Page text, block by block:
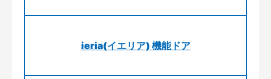
ieria(イエリア) 機能ドア